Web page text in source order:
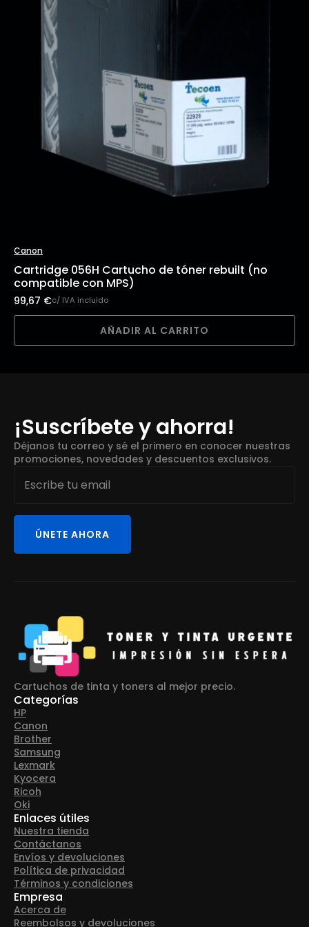
Canon
Cartridge 056H Cartucho de tóner rebuilt (no
compatible con MPS)
99,67 €c/ IVA incluido
AÑADIR AL CARRITO
¡Suscríbete y ahorra!
Déjanos tu correo y sé el primero en conocer nuestras
promociones, novedades y descuentos exclusivos.
Email
ÚNETE AHORA
Cartuchos de tinta y toners al mejor precio.
Categorías
HP
Canon
Brother
Samsung
Lexmark
Kyocera
Ricoh
Oki
Enlaces útiles
Nuestra tienda
Contáctanos
Envíos y devoluciones
Política de privacidad
Términos y condiciones
Empresa
Acerca de
Reembolsos y devoluciones